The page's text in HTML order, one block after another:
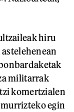
hiru
militarrak
komertzialen
egin